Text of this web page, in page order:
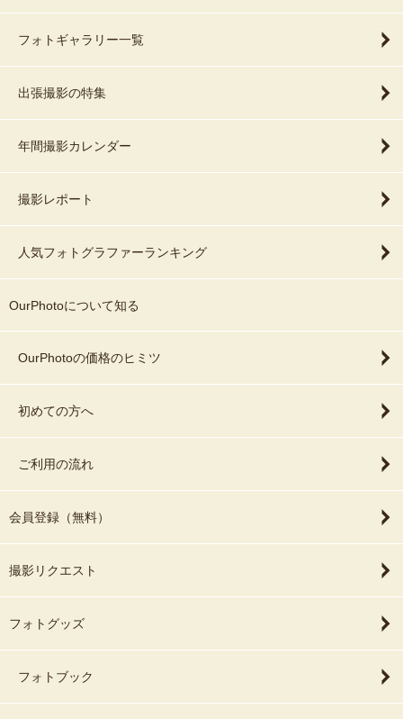
フォトギャラリー一覧
出張撮影の特集
年間撮影カレンダー
撮影レポート
人気フォトグラファーランキング
OurPhotoについて知る
OurPhotoの価格のヒミツ
初めての方へ
ご利用の流れ
会員登録（無料）
撮影リクエスト
フォトグッズ
フォトブック